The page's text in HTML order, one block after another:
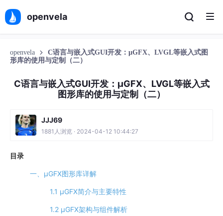
openvela
openvela
C语言与嵌入式GUI开发：µGFX、LVGL等嵌入式图
形库的使用与定制（二）
C语言与嵌入式GUI开发：µGFX、LVGL等嵌入式
图形库的使用与定制（二）
JJJ69
1881人浏览 · 2024-04-12 10:44:27
目录
一、µGFX图形库详解
1.1 µGFX简介与主要特性
1.2 µGFX架构与组件解析